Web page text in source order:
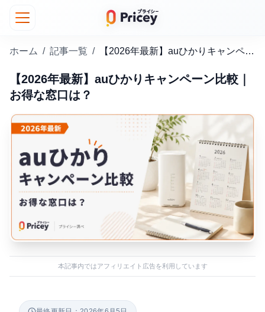
ホーム / 記事一覧 / 【2026年最新】auひかりキャンペーン比較｜お得な窓口は？
【2026年最新】auひかりキャンペーン比較｜
お得な窓口は？
本記事内ではアフィリエイト広告を利用しています